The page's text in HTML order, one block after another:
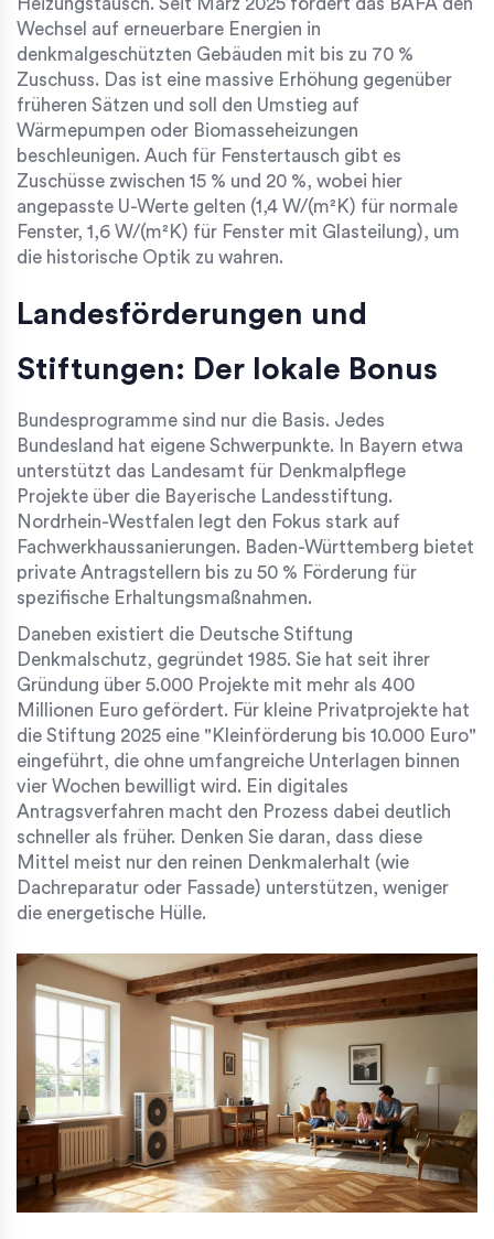
Heizungstausch. Seit März 2025 fördert das BAFA den
Wechsel auf erneuerbare Energien in
denkmalgeschützten Gebäuden mit bis zu 70 %
Zuschuss. Das ist eine massive Erhöhung gegenüber
früheren Sätzen und soll den Umstieg auf
Wärmepumpen oder Biomasseheizungen
beschleunigen. Auch für Fenstertausch gibt es
Zuschüsse zwischen 15 % und 20 %, wobei hier
angepasste U-Werte gelten (1,4 W/(m²K) für normale
Fenster, 1,6 W/(m²K) für Fenster mit Glasteilung), um
die historische Optik zu wahren.
Landesförderungen und
Stiftungen: Der lokale Bonus
Bundesprogramme sind nur die Basis. Jedes
Bundesland hat eigene Schwerpunkte. In Bayern etwa
unterstützt das Landesamt für Denkmalpflege
Projekte über die Bayerische Landesstiftung.
Nordrhein-Westfalen legt den Fokus stark auf
Fachwerkhaussanierungen. Baden-Württemberg bietet
private Antragstellern bis zu 50 % Förderung für
spezifische Erhaltungsmaßnahmen.
Daneben existiert die Deutsche Stiftung
Denkmalschutz, gegründet 1985. Sie hat seit ihrer
Gründung über 5.000 Projekte mit mehr als 400
Millionen Euro gefördert. Für kleine Privatprojekte hat
die Stiftung 2025 eine "Kleinförderung bis 10.000 Euro"
eingeführt, die ohne umfangreiche Unterlagen binnen
vier Wochen bewilligt wird. Ein digitales
Antragsverfahren macht den Prozess dabei deutlich
schneller als früher. Denken Sie daran, dass diese
Mittel meist nur den reinen Denkmalerhalt (wie
Dachreparatur oder Fassade) unterstützen, weniger
die energetische Hülle.